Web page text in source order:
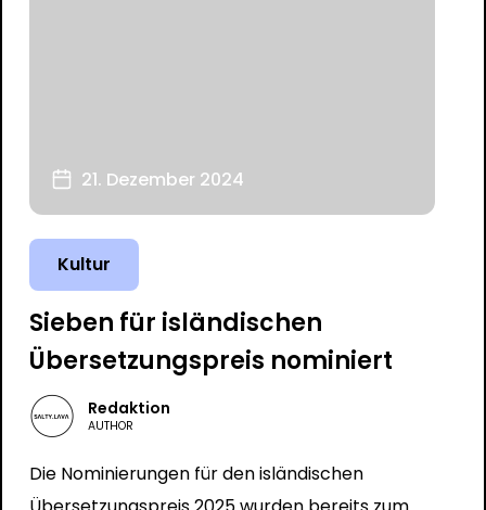
21. Dezember 2024
Kultur
Sieben für isländischen
Übersetzungspreis nominiert
Redaktion
AUTHOR
Die Nominierungen für den isländischen